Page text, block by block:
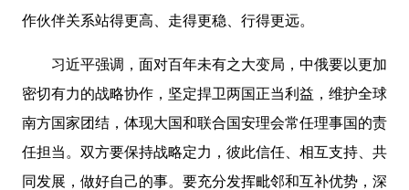
作伙伴关系站得更高、走得更稳、行得更远。
习近平强调，面对百年未有之大变局，中俄要以更加
密切有力的战略协作，坚定捍卫两国正当利益，维护全球
南方国家团结，体现大国和联合国安理会常任理事国的责
任担当。双方要保持战略定力，彼此信任、相互支持、共
同发展，做好自己的事。要充分发挥毗邻和互补优势，深